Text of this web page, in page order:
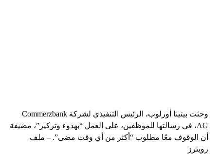
وحثت بيتينا أورلوب، الرئيس التنفيذي لشركة Commerzbank
AG، في رسالتها للموظفين، على العمل “بهدوء وتركيز”، مضيفة
أن الوقوف معًا مطلوب “أكثر من أي وقت مضى”. – ملف
رويترز